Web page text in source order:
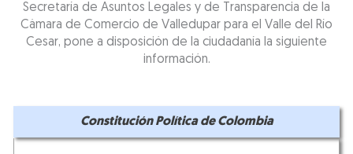
Secretaría de Asuntos Legales y de Transparencia de la
Cámara de Comercio de Valledupar para el Valle del Río
Cesar, pone a disposición de la ciudadanía la siguiente
información.
Constitución Política de Colombia